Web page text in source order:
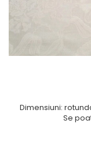
Dimensiuni:
Se